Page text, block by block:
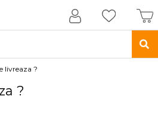
livreaza ?
?